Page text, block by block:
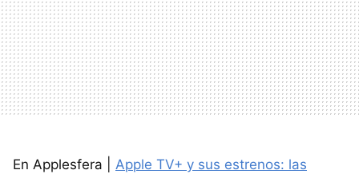
En Applesfera | Apple TV+ y sus estrenos: las